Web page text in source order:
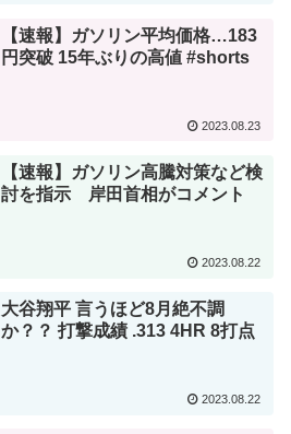
【速報】ガソリン平均価格…183
円突破 15年ぶりの高値 #shorts
2023.08.23
【速報】ガソリン高騰対策など検
討を指示 岸田首相がコメント
2023.08.22
大谷翔平 言うほど8月絶不調
か？？ 打撃成績 .313 4HR 8打点
2023.08.22